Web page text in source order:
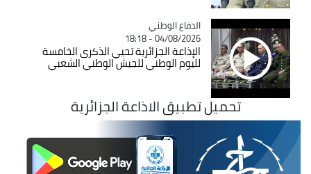
Catégorie
الدفاع الوطني
04/08/2026 - 18:18
الإذاعة الجزائرية تحيي الذكرى الخامسة
لليوم الوطني للجيش الوطني الشعبي
تحميل تطبيق الاذاعة الجزائرية